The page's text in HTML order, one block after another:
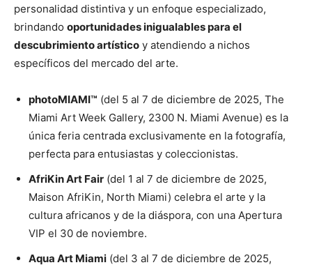
personalidad distintiva y un enfoque especializado,
brindando oportunidades inigualables para el
descubrimiento artístico y atendiendo a nichos
específicos del mercado del arte.
photoMIAMI™ (del 5 al 7 de diciembre de 2025, The
Miami Art Week Gallery, 2300 N. Miami Avenue) es la
única feria centrada exclusivamente en la fotografía,
perfecta para entusiastas y coleccionistas.
AfriKin Art Fair (del 1 al 7 de diciembre de 2025,
Maison AfriKin, North Miami) celebra el arte y la
cultura africanos y de la diáspora, con una Apertura
VIP el 30 de noviembre.
Aqua Art Miami (del 3 al 7 de diciembre de 2025,